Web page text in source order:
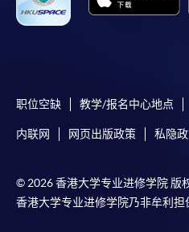
职位空缺 教学/报名中心地点
内联网 网页出版政策 私隐
© 2026 香港大学专业进修学院 版
香港大学专业进修学院乃非牟利担